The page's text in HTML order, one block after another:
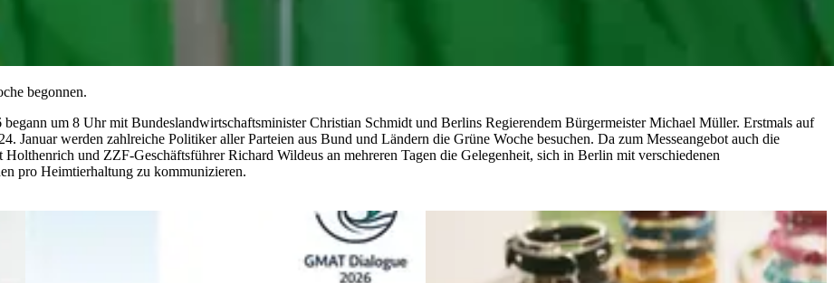
begonnen.
um 8 Uhr mit Bundeslandwirtschaftsminister Christian Schmidt und Berlins Regierendem Bürgermeister Michael Müller. Erstmals auf
Januar werden zahlreiche Politiker aller Parteien aus Bund und Ländern die Grüne Woche besuchen. Da zum Messeangebot auch die
und ZZF-Geschäftsführer Richard Wildeus an mehreren Tagen die Gelegenheit, sich in Berlin mit verschiedenen
pro Heimtierhaltung zu kommunizieren.